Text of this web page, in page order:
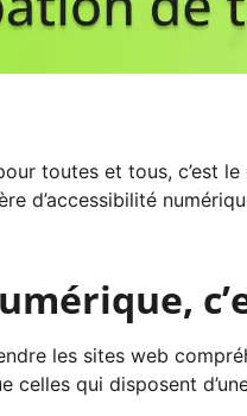
toutes et tous, c’est
d’accessibilité
les sites web
celles qui disposent